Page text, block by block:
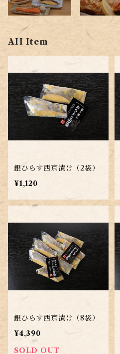
AII Item
銀ひらす西京漬け（2袋）
¥1,120
銀ひらす西京漬け（8袋）
¥4,390
SOLD OUT